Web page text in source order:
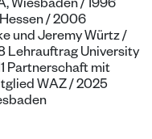
Wiesbaden / 1996
/ 2006
und Jeremy Würtz /
Lehrauftrag University
Partnerschaft mit
WAZ / 2025